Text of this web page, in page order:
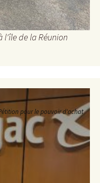
l'île de la Réunion
pour le pouvoir d'achat